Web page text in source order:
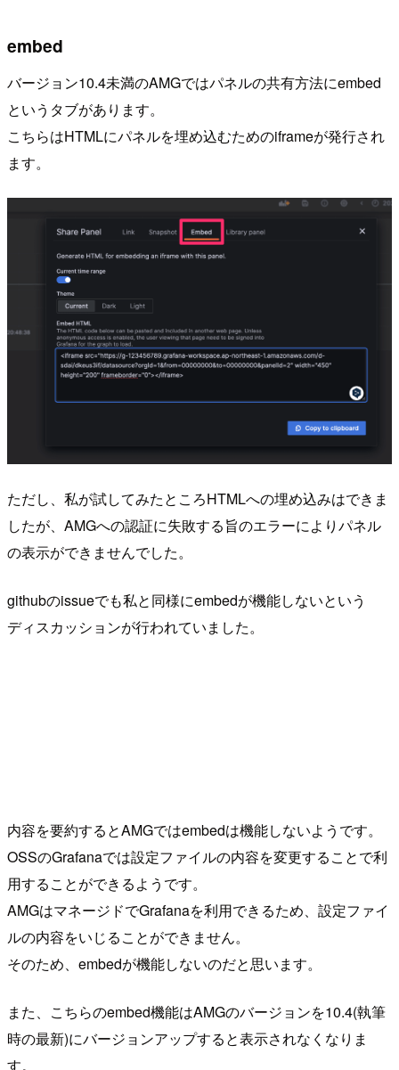
embed
バージョン10.4未満のAMGではパネルの共有方法にembed
というタブがあります。
こちらはHTMLにパネルを埋め込むためのiframeが発行され
ます。
ただし、私が試してみたところHTMLへの埋め込みはできま
したが、AMGへの認証に失敗する旨のエラーによりパネル
の表示ができませんでした。
githubのissueでも私と同様にembedが機能しないという
ディスカッションが行われていました。
内容を要約するとAMGではembedは機能しないようです。
OSSのGrafanaでは設定ファイルの内容を変更することで利
用することができるようです。
AMGはマネージドでGrafanaを利用できるため、設定ファイ
ルの内容をいじることができません。
そのため、embedが機能しないのだと思います。
また、こちらのembed機能はAMGのバージョンを10.4(執筆
時の最新)にバージョンアップすると表示されなくなりま
す。